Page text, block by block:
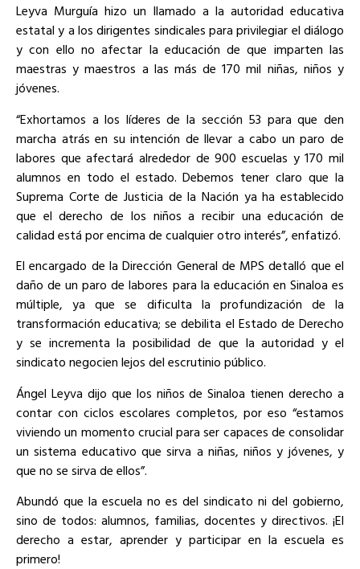
Leyva Murguía hizo un llamado a la autoridad educativa
estatal y a los dirigentes sindicales para privilegiar el diálogo
y con ello no afectar la educación de que imparten las
maestras y maestros a las más de 170 mil niñas, niños y
jóvenes.
“Exhortamos a los líderes de la sección 53 para que den
marcha atrás en su intención de llevar a cabo un paro de
labores que afectará alrededor de 900 escuelas y 170 mil
alumnos en todo el estado. Debemos tener claro que la
Suprema Corte de Justicia de la Nación ya ha establecido
que el derecho de los niños a recibir una educación de
calidad está por encima de cualquier otro interés”, enfatizó.
El encargado de la Dirección General de MPS detalló que el
daño de un paro de labores para la educación en Sinaloa es
múltiple, ya que se dificulta la profundización de la
transformación educativa; se debilita el Estado de Derecho
y se incrementa la posibilidad de que la autoridad y el
sindicato negocien lejos del escrutinio público.
Ángel Leyva dijo que los niños de Sinaloa tienen derecho a
contar con ciclos escolares completos, por eso “estamos
viviendo un momento crucial para ser capaces de consolidar
un sistema educativo que sirva a niñas, niños y jóvenes, y
que no se sirva de ellos”.
Abundó que la escuela no es del sindicato ni del gobierno,
sino de todos: alumnos, familias, docentes y directivos. ¡El
derecho a estar, aprender y participar en la escuela es
primero!